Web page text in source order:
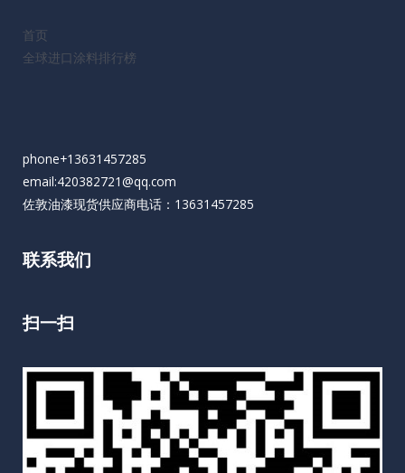
首页
全球进口涂料排行榜
phone+13631457285
email:420382721@qq.com
佐敦油漆现货供应商电话：13631457285
联系我们
扫一扫